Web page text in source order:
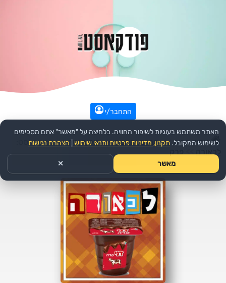
התחבר/י
עמוד הבית >> חברה ותרבות >> דוקומנטרי >>הפודקאסט:
האתר משתמש בעוגיות לשיפור החוויה. בלחיצה על "מאשר" אתם מסכימים
לשימוש המקובל. תקנון, מדיניות פרטיות ותנאי שימוש הצהרת נגישות
מאשר ✕